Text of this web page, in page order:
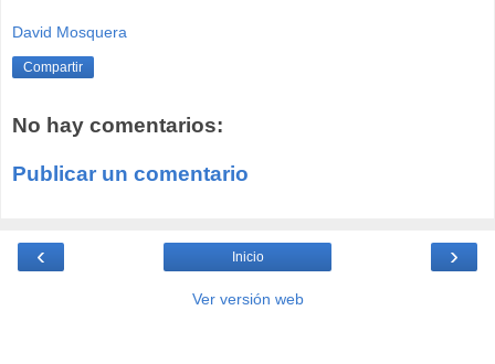
David Mosquera
Compartir
No hay comentarios:
Publicar un comentario
‹ ›
Inicio
Ver versión web